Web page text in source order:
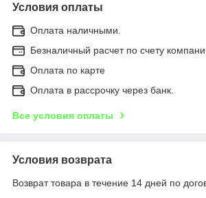
Условия оплаты
Оплата наличными.
Безналичный расчет по счету
Оплата по карте
Оплата в рассрочку через банк.
Все условия оплаты
Условия возврата
Возврат товара в течение 14 дней по